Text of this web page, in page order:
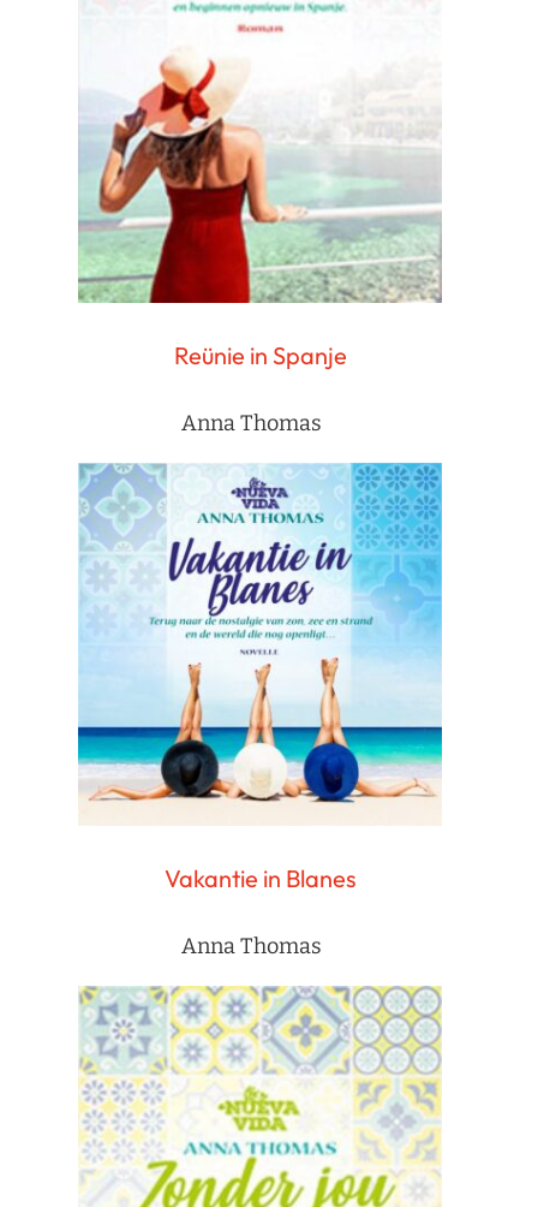
Reünie in Spanje
Anna Thomas
Vakantie in Blanes
Anna Thomas